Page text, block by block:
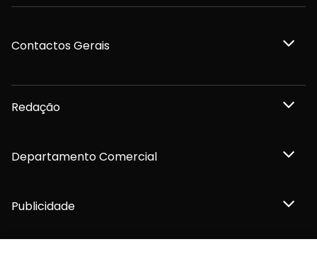
Contactos Gerais
Redação
Departamento Comercial
Publicidade